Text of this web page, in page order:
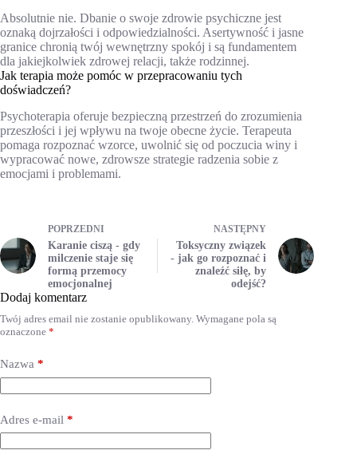
Absolutnie nie. Dbanie o swoje zdrowie psychiczne jest
oznaką dojrzałości i odpowiedzialności. Asertywność i jasne
granice chronią twój wewnętrzny spokój i są fundamentem
dla jakiejkolwiek zdrowej relacji, także rodzinnej.
Jak terapia może pomóc w przepracowaniu tych
doświadczeń?
Psychoterapia oferuje bezpieczną przestrzeń do zrozumienia
przeszłości i jej wpływu na twoje obecne życie. Terapeuta
pomaga rozpoznać wzorce, uwolnić się od poczucia winy i
wypracować nowe, zdrowsze strategie radzenia sobie z
emocjami i problemami.
POPRZEDNI
Karanie ciszą - gdy
milczenie staje się
formą przemocy
emocjonalnej
NASTĘPNY
Toksyczny związek
- jak go rozpoznać i
znaleźć siłę, by
odejść?
Dodaj komentarz
Twój adres email nie zostanie opublikowany. Wymagane pola są
oznaczone *
Nazwa *
Adres e-mail *